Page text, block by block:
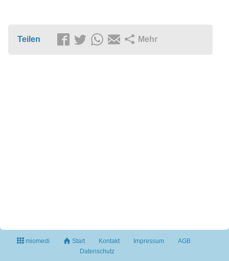
Teilen Mehr
miomedi Start Kontakt Impressum
AGB
Datenschutz